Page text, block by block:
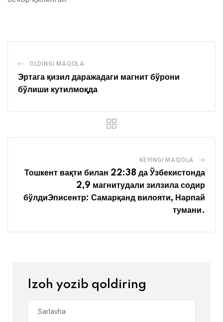
OLDINGI MAQOLA
Эртага қизил даражадаги магнит бўрони
бўлиши кутилмоқда
KEYINGI MAQOLA
Тошкент вақти билан 22:38 да Ўзбекистонда
2,9 магнитудали зилзила содир
бўлдиЭписентр: Самарқанд вилояти, Нарпай
тумани.
Izoh yozib qoldiring